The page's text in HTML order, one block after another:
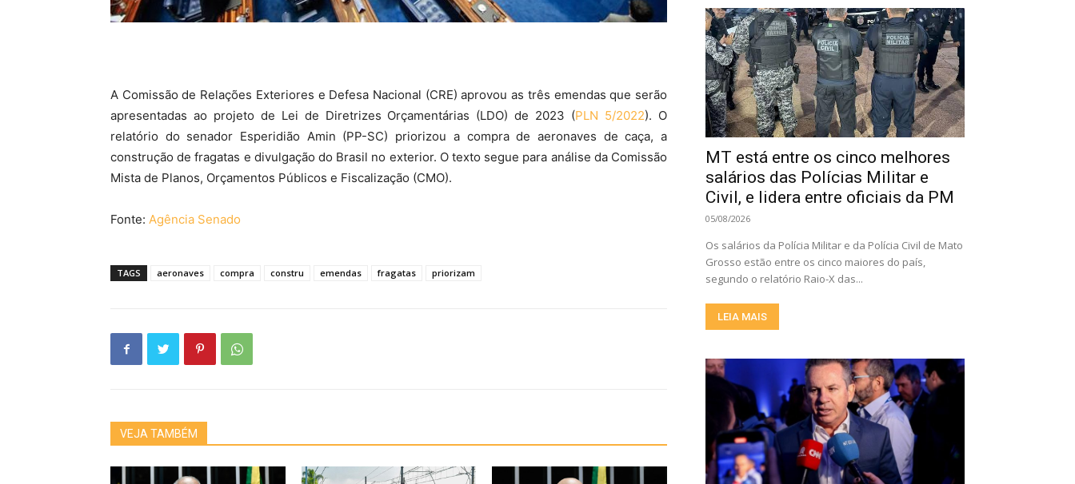
A Comissão de Relações Exteriores e Defesa Nacional (CRE) aprovou as três emendas que serão
apresentadas ao projeto de Lei de Diretrizes Orçamentárias (LDO) de 2023 (PLN 5/2022). O
relatório do senador Esperidião Amin (PP-SC) priorizou a compra de aeronaves de caça, a
construção de fragatas e divulgação do Brasil no exterior. O texto segue para análise da Comissão
Mista de Planos, Orçamentos Públicos e Fiscalização (CMO).
Fonte: Agência Senado
TAGS aeronaves compra constru emendas fragatas priorizam
VEJA TAMBÉM
MT está entre os cinco melhores
salários das Polícias Militar e
Civil, e lidera entre oficiais da PM
05/08/2026
Os salários da Polícia Militar e da Polícia Civil de Mato
Grosso estão entre os cinco maiores do país,
segundo o relatório Raio-X das...
LEIA MAIS